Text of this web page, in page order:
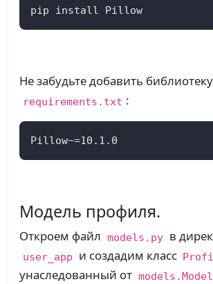
pip install Pillow
Не забудьте добавить
requirements.txt :
Pillow~=10.1.0
Модель профиля.
Откроем файл models.py в
user_app и создадим класс
унаследованный от models.Model